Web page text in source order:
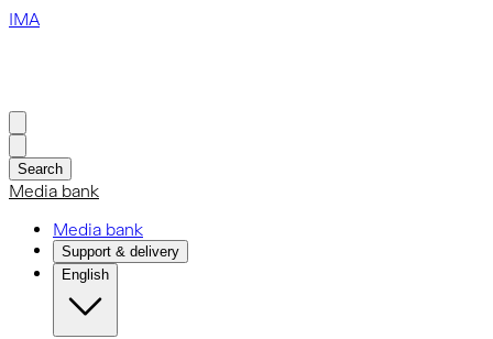
IMA
Search
Media bank
Media bank
Support & delivery
English